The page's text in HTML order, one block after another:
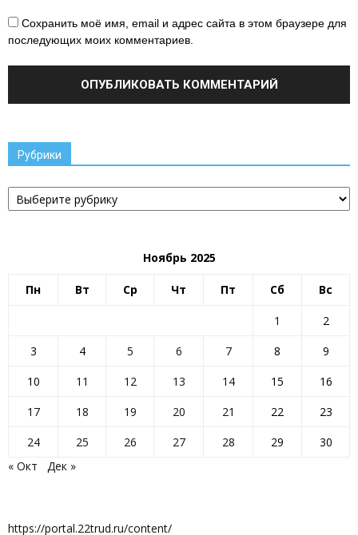
Сохранить моё имя, email и адрес сайта в этом браузере для
последующих моих комментариев.
Рубрики
Рубрики
Ноябрь 2025
Пн Вт Ср Чт Пт Сб Вс
1
2
3
4 5 6 7 8
9
10
11 12 13 14 15
16
17
18 19 20 21 22
23
24
25 26 27 28 29
30
« Окт
Дек »
https://portal.22trud.ru/content/